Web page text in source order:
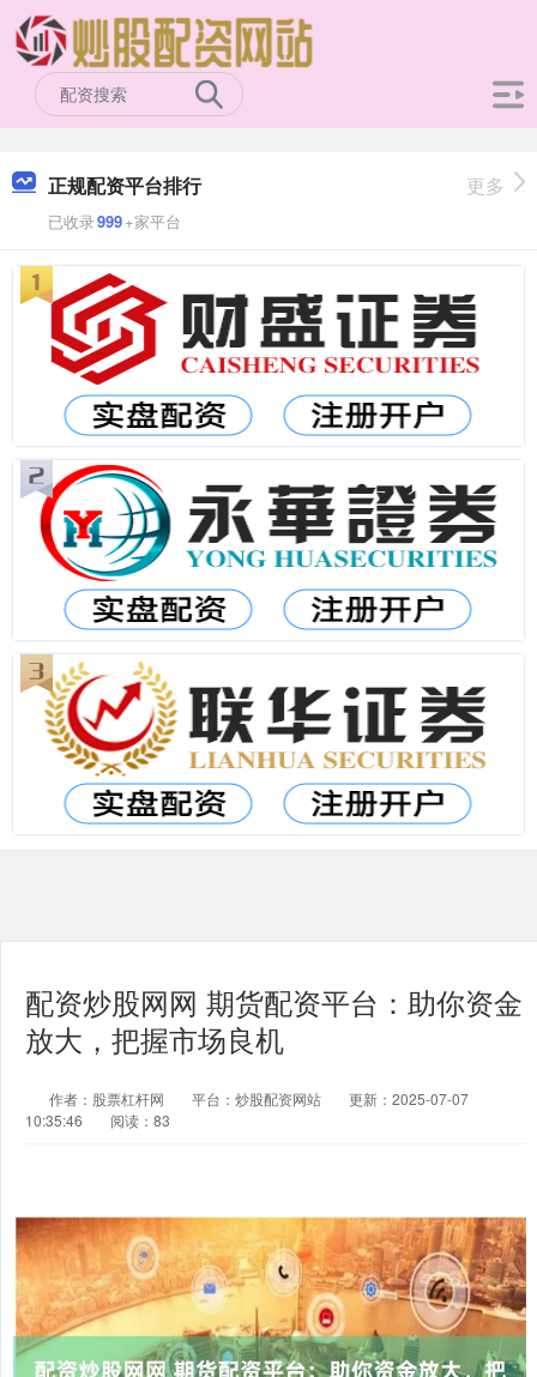
正规配资平台排行
已收录999+家平台
更多
配资炒股网网 期货配资平台：助你资金
放大，把握市场良机
作者：股票杠杆网 平台：炒股配资网站
更新：2025-07-07
10:35:46
阅读：83